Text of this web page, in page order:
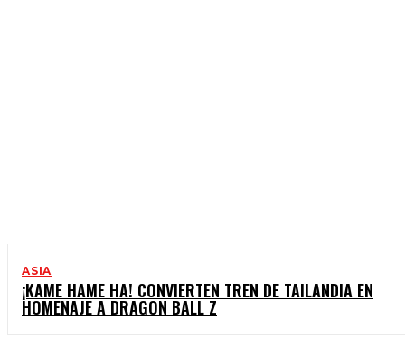
ASIA
¡KAME HAME HA! CONVIERTEN TREN DE TAILANDIA EN
HOMENAJE A DRAGON BALL Z